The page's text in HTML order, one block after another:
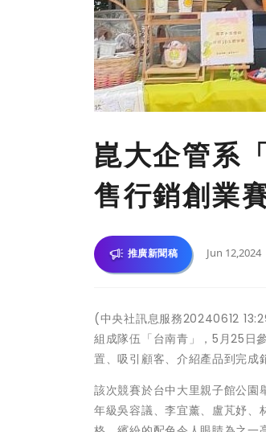
崑大企管系
售行銷創業
推廣新聞稿 Jun 12,2024
(中央社訊息服務20240612
組成隊伍「台南青」，5月25日
置、吸引顧客、介紹產品到完成
該次競賽於台中大里親子館公園
年級吳容議、李宜薰、盧芃妤